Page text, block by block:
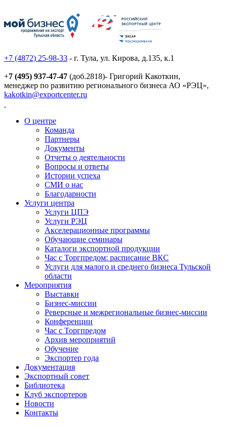
+7 (4872) 25-98-33 - г. Тула, ул. Кирова, д.135, к.1
+7 (495) 937-47-47 (доб.2818)- Григорий Какоткин,
менеджер по развитию регионального бизнеса АО «РЭЦ»,
kakotkin@exportcenter.ru
О центре
Команда
Партнеры
Документы
Отчеты о деятельности
Вопросы и ответы
Истории успеха
СМИ о нас
Благодарности
Услуги центра
Услуги ЦПЭ
Услуги РЭЦ
Акселерационные программы
Обучающие семинары
Каталоги экспортной продукции
Час с Торгпредом: расписание ВКС
Услуги для малого и среднего бизнеса Тульской
области
Мероприятия
Выставки
Бизнес-миссии
Реверсные и межрегиональные бизнес-миссии
Конференции
Час с Торгпредом
Архив мероприятий
Обучение
Экспортер года
Документация
Экспортный совет
Библиотека
Клуб экспортеров
Новости
Контакты